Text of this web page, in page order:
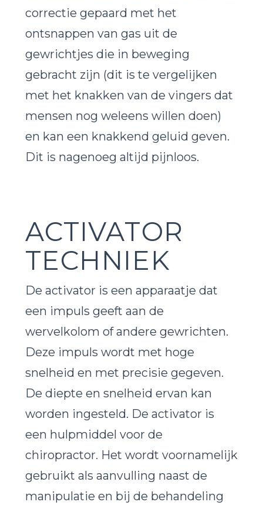
correctie gepaard met het
ontsnappen van gas uit de
gewrichtjes die in beweging
gebracht zijn (dit is te vergelijken
met het knakken van de vingers dat
mensen nog weleens willen doen)
en kan een knakkend geluid geven.
Dit is nagenoeg altijd pijnloos.
ACTIVATOR
TECHNIEK
De activator is een apparaatje dat
een impuls geeft aan de
wervelkolom of andere gewrichten.
Deze impuls wordt met hoge
snelheid en met precisie gegeven.
De diepte en snelheid ervan kan
worden ingesteld. De activator is
een hulpmiddel voor de
chiropractor. Het wordt voornamelijk
gebruikt als aanvulling naast de
manipulatie en bij de behandeling